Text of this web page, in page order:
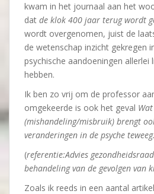
kwam in het journaal aan het
dat de klok 400 jaar terug wordt
wordt overgenomen, juist de
de wetenschap inzicht gekregen
psychische aandoeningen allerlei
hebben.
Ik ben zo vrij om de professor
omgekeerde is ook het geval
(mishandeling/misbruik) brengt
veranderingen in de psyche teweeg.
(referentie:Advies
behandeling van de gevolgen van
Zoals ik reeds in een aantal